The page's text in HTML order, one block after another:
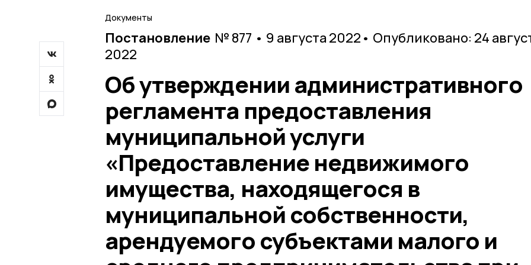
Документы
Постановление № 877 • 9 августа 2022 • Опубликовано: 24
2022
Об утверждении административного
регламента предоставления
муниципальной услуги
«Предоставление недвижимого
имущества, находящегося в
муниципальной собственности,
арендуемого субъектами малого и